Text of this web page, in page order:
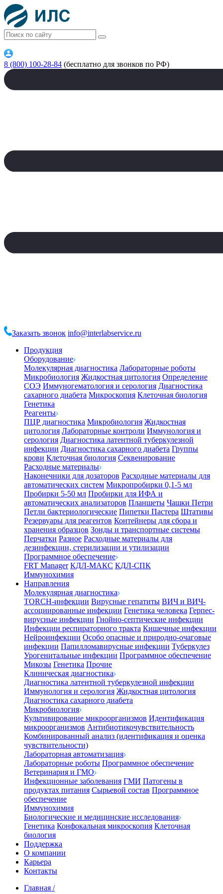
8 (800) 100-28-84 (бесплатно для звонков по РФ)
Заказать звонок info@interlabservice.ru
Продукция
Оборудование
Молекулярная диагностика Лабораторные роботы
Микробиология Жидкостная цитология Определение
СОЭ Иммуногематология и серология Диагностика
сахарного диабета Микроскопия Клеточная биология
Генетика
Реагенты
ПЦР диагностика Микробиология Жидкостная
цитология Лабораторные контроли Иммунология и
серология Диагностика латентной туберкулезной
инфекции Диагностика сахарного диабета Группы
крови Клеточная биология Секвенирование
Расходные материалы
Наконечники для дозаторов Расходные материалы для
автоматических систем Микропробирки 0,1-5 мл
Пробирки 5-50 мл Пробирки для ИФА и
автоматических анализаторов Планшеты Чашки Петри
Петли бактериологические Пипетки Пастера Штативы
Резервуары для реагентов Контейнеры для сбора и
хранения образцов Зонды и транспортные системы
Перчатки Разное Расходные материалы для
дезинфекции, стерилизации и утилизации
Программное обеспечение
FRT Manager КДЛ-МАКС КДЛ-СПК
Иммунохимия
Направления
Молекулярная диагностика
TORCH-инфекции Вирусные гепатиты ВИЧ и ВИЧ-
ассоциированные инфекции Генетика человека Герпес-
вирусные инфекции Гнойно-септические инфекции
Инфекции респираторного тракта Кишечные инфекции
Нейроинфекции Особо опасные и природно-очаговые
инфекции Папилломавирусные инфекции Туберкулез
Урогенитальные инфекции Программное обеспечение
Микозы Генетика Прочие
Клиническая диагностика
Диагностика латентной туберкулезной инфекции
Иммунология и серология Жидкостная цитология
Диагностика сахарного диабета
Микробиология
Культивирование микроорганизмов Идентификация
микроорганизмов Антибиотикочувствительность
Комбинированный анализ (идентификация и оценка
чувствительности)
Лабораторная автоматизация
Лабораторные роботы Программное обеспечение
Ветеринария и ГМО
Инфекционные заболевания ГМИ Патогены в
продуктах питания Сырьевой состав Программное
обеспечение
Иммунохимия
Биологические и медицинские исследования
Генетика Конфокальная микроскопия Клеточная
биология
Поддержка
О компании
Карьера
Контакты
Главная /